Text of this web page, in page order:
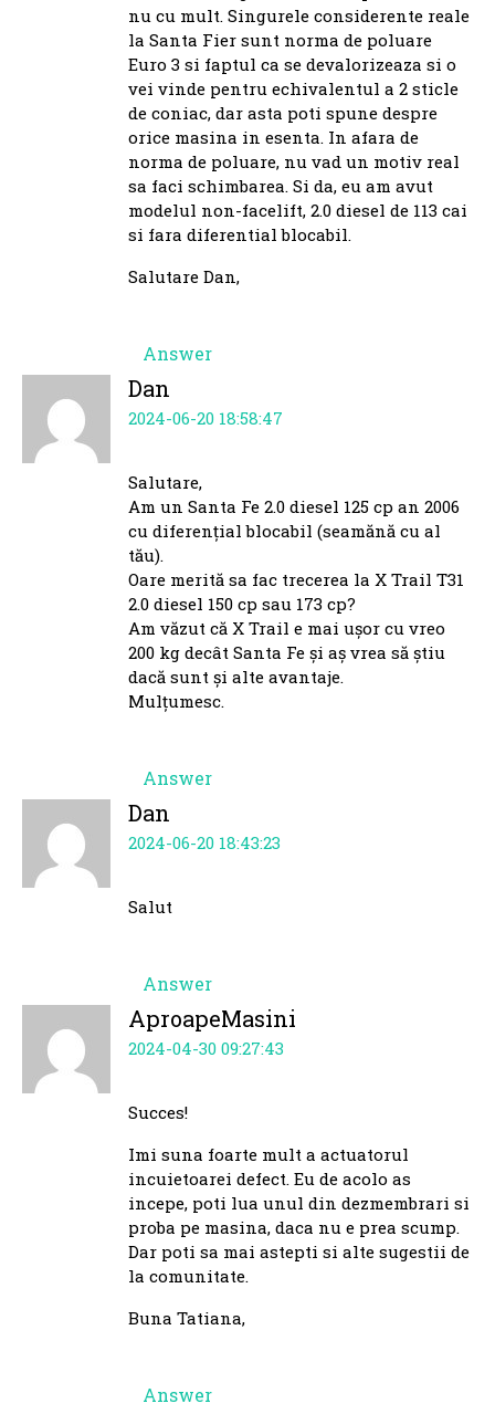
Salutare Dan,
nu cu mult. Singurele considerente reale
la Santa Fier sunt norma de poluare
Euro 3 si faptul ca se devalorizeaza si o
vei vinde pentru echivalentul a 2 sticle
de coniac, dar asta poti spune despre
orice masina in esenta. In afara de
norma de poluare, nu vad un motiv real
sa faci schimbarea. Si da, eu am avut
modelul non-facelift, 2.0 diesel de 113 cai
si fara diferential blocabil.
Answer
Dan
2024-06-20 18:58:47
Salutare,
Am un Santa Fe 2.0 diesel 125 cp an 2006
cu diferențial blocabil (seamănă cu al
tău).
Oare merită sa fac trecerea la X Trail T31
2.0 diesel 150 cp sau 173 cp?
Am văzut că X Trail e mai ușor cu vreo
200 kg decât Santa Fe și aș vrea să știu
dacă sunt și alte avantaje.
Mulțumesc.
Answer
Dan
2024-06-20 18:43:23
Salut
Answer
AproapeMasini
2024-04-30 09:27:43
Buna Tatiana,
Imi suna foarte mult a actuatorul
incuietoarei defect. Eu de acolo as
incepe, poti lua unul din dezmembrari si
proba pe masina, daca nu e prea scump.
Dar poti sa mai astepti si alte sugestii de
la comunitate.
Succes!
Answer